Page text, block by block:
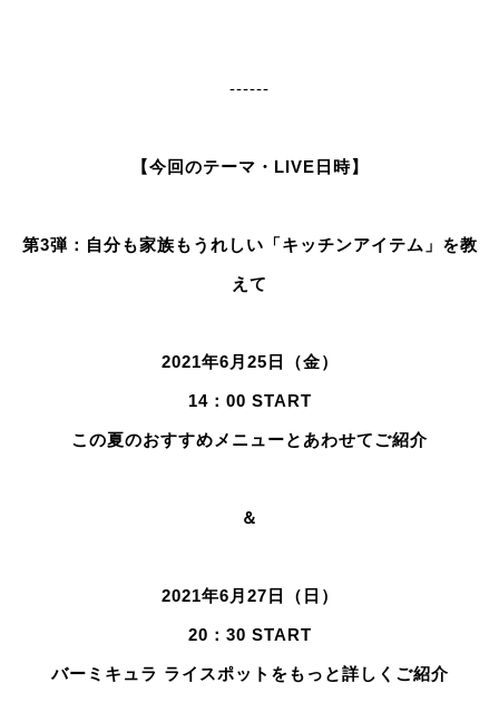
------
【今回のテーマ・LIVE日時】
第3弾：自分も家族もうれしい「キッチンアイテム」を教
えて
2021年6月25日（金）
14：00 START
この夏のおすすめメニューとあわせてご紹介
＆
2021年6月27日（日）
20：30 START
バーミキュラ ライスポットをもっと詳しくご紹介